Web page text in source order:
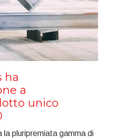
ha
a
unico
pluripremiata gamma di